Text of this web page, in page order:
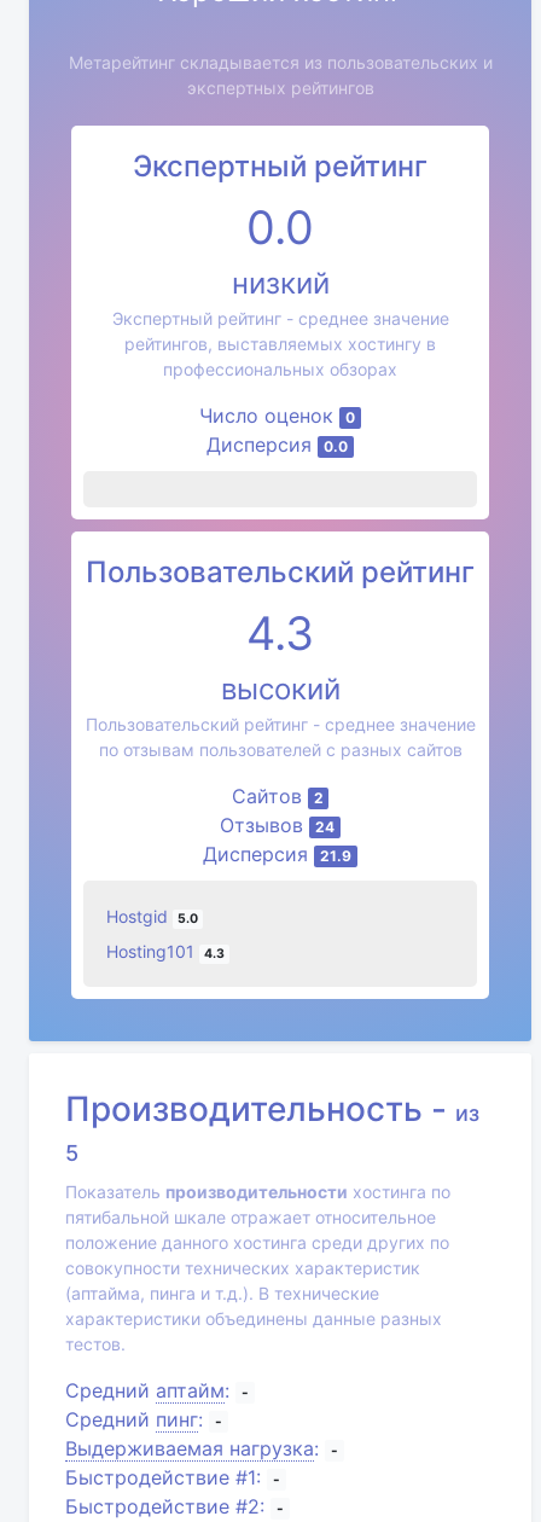
Метарейтинг складывается из пользовательских и
экспертных рейтингов
Экспертный рейтинг
0.0
низкий
Экспертный рейтинг - среднее значение
рейтингов, выставляемых хостингу в
профессиональных обзорах
Число оценок 0
Дисперсия 0.0
Пользовательский рейтинг
4.3
высокий
Пользовательский рейтинг - среднее значение
по отзывам пользователей с разных сайтов
Сайтов 2
Отзывов 24
Дисперсия 21.9
Hostgid 5.0
Hosting101 4.3
Производительность - из
5
Показатель производительности хостинга по
пятибальной шкале отражает относительное
положение данного хостинга среди других по
совокупности технических характеристик
(аптайма, пинга и т.д.). В технические
характеристики объединены данные разных
тестов.
Средний аптайм: -
Средний пинг: -
Выдерживаемая нагрузка: -
Быстродействие #1: -
Быстродействие #2: -